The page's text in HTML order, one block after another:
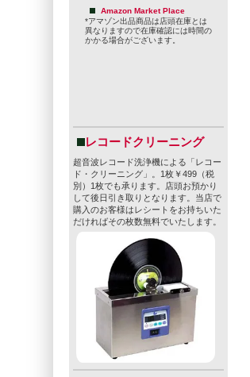
Amazon Market Place
*アマゾン出品商品は店頭在庫とは
異なりますので在庫確認には時間の
かかる場合がございます。
レコードクリーニング
超音波レコード洗浄機による「レコー
ド・クリーニング」。1枚￥499（税
別）1枚でも承ります。店頭お預かり
して後日引き取りとなります。当店で
購入のお客様はレシートをお持ちいた
だければその枚数無料でいたします。